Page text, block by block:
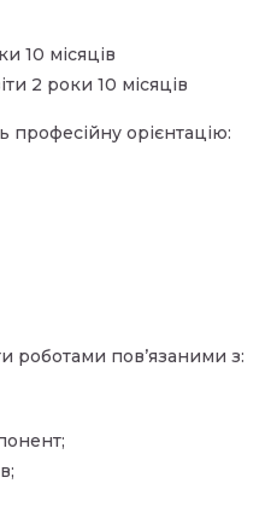
10 місяців
2 роки 10 місяців
професійну орієнтацію:
роботами пов’язаними з: